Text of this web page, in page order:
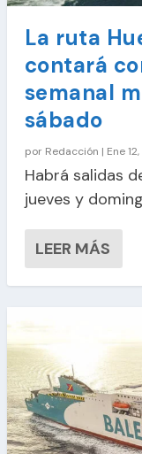
La ruta
contará
semanal
sábado
por Redacción | Ene
Habrá salidas
jueves y
LEER MÁS